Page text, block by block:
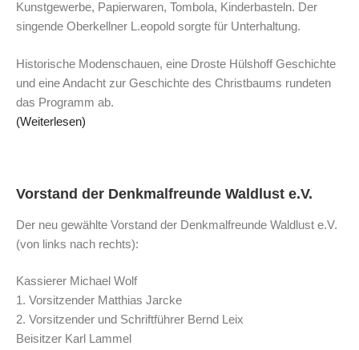
Kunstgewerbe, Papierwaren, Tombola, Kinderbasteln. Der
singende Oberkellner L.eopold sorgte für Unterhaltung.
Historische Modenschauen, eine Droste Hülshoff Geschichte
und eine Andacht zur Geschichte des Christbaums rundeten
das Programm ab.
(Weiterlesen)
Vorstand der Denkmalfreunde Waldlust e.V.
Der neu gewählte Vorstand der Denkmalfreunde Waldlust e.V.
(von links nach rechts):
Kassierer Michael Wolf
1. Vorsitzender Matthias Jarcke
2. Vorsitzender und Schriftführer Bernd Leix
Beisitzer Karl Lammel